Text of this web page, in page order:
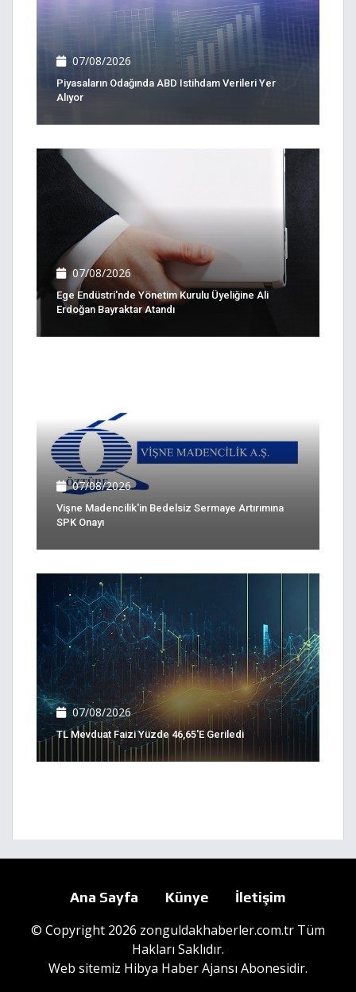
07/08/2026
Piyasaların Odağında ABD Istihdam Verileri Yer
Alıyor
07/08/2026
Ege Endüstri'nde Yönetim Kurulu Üyeliğine Ali
Erdoğan Bayraktar Atandı
07/08/2026
Vişne Madencilik'in Bedelsiz Sermaye Artırımına
SPK Onayı
07/08/2026
TL Mevduat Faizi Yüzde 46,65'e Geriledi
Ana Sayfa Künye İletişim
© Copyright 2026 zonguldakhaberler.com.tr Tüm
Hakları Saklıdır.
Web sitemiz Hibya Haber Ajansı Abonesidir.